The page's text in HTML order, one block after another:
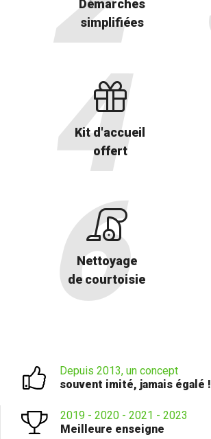
Démarches
simplifiées
Kit d'accueil
offert
Nettoyage
de courtoisie
Depuis 2013, un concept
souvent imité, jamais égalé !
2019 - 2020 - 2021 - 2023
Meilleure enseigne